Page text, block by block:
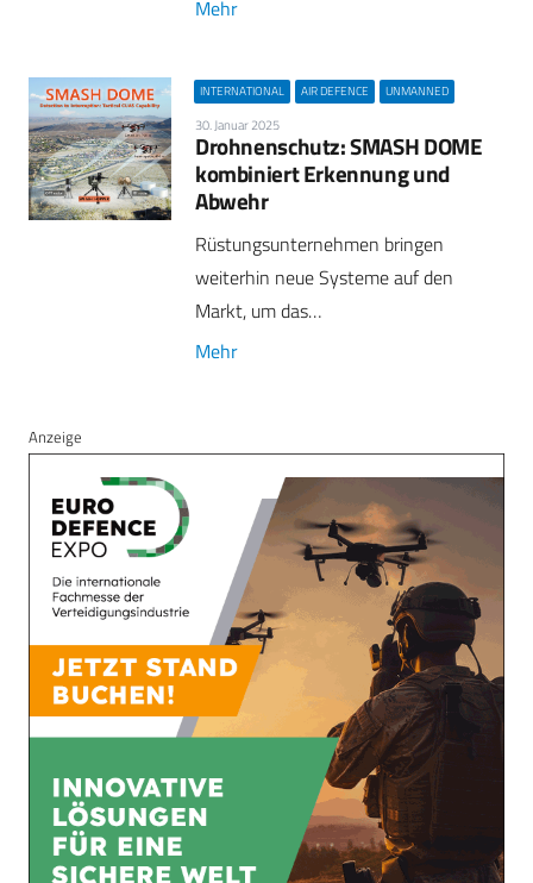
Mehr
INTERNATIONAL AIR DEFENCE UNMANNED
30. Januar 2025
Drohnenschutz: SMASH DOME
kombiniert Erkennung und
Abwehr
Rüstungsunternehmen bringen
weiterhin neue Systeme auf den
Markt, um das…
Mehr
Anzeige